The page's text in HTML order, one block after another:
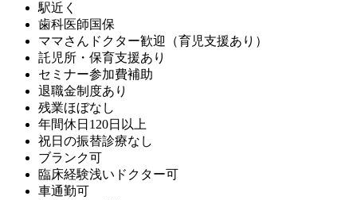
駅近く
歯科医師国保
ママさんドクター歓迎（育児支援あり）
託児所・保育支援あり
セミナー参加費補助
退職金制度あり
残業ほぼなし
年間休日120日以上
祝日の振替診療なし
ブランク可
臨床経験浅いドクター可
車通勤可